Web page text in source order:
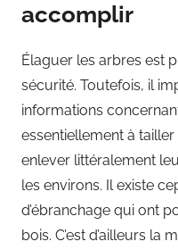
accomplir
Élaguer les arbres est
sécurité. Toutefois, il
informations
essentiellement à
enlever littéralement
les environs. Il existe
d’ébranchage qui ont
bois. C’est d’ailleurs la